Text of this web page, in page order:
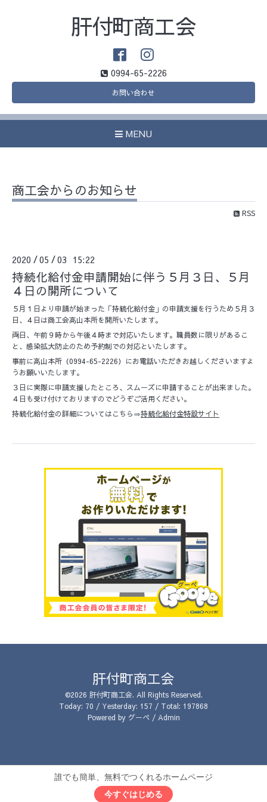
肝付町商工会
0994-65-2226
お問い合わせ
MENU
商工会からのお知らせ
RSS
2020 /05 /03 15:22
持続化給付金申請開始に伴う５月３日、５月
４日の開所について
５月１日より申請が始まった「持続化給付金」の申請支援を行うため５月３
日、４日は商工会高山本所を開所いたします。
両日、午前９時から午後４時まで対応いたします。職員数に限りがあるこ
と、感染拡大防止のため予約制での対応といたします。
事前に高山本所（0994-65-2226）にお電話いただきお越しくださいますよ
うお願いいたします。
３日に実際に申請支援したところ、スムーズに申請することが出来ました。
４日も受け付けておりますのでどうぞご活用ください。
持続化給付金の詳細についてはこちら⇒持続化給付金特設サイト
肝付町商工会
©2026 肝付町商工会. All Rights Reserved.
Today: 70 / Yesterday: 157 / Total: 197868
Powered by グーペ/ Admin
誰でも簡単、無料でつくれるホームページ
今すぐはじめる